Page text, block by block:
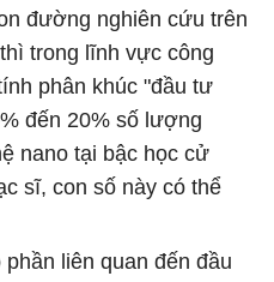
đường nghiên cứu trên
trong lĩnh vực công
phân khúc "đầu tư
đến 20% số lượng
nano tại bậc học cử
sĩ, con số này có thể
liên quan đến đầu